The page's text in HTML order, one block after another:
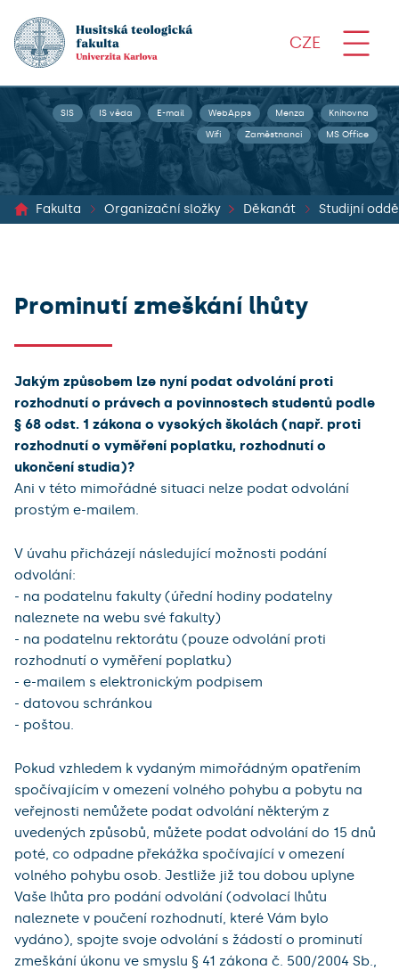
CZE
SIS IS věda E-mail WebApps Menza Knihovna
Wifi Zaměstnanci MS Office
Fakulta Organizační složky Děkanát Studijní
Prominutí zmeškání lhůty
Jakým způsobem lze nyní podat odvolání proti
rozhodnutí o právech a povinnostech studentů podle
§ 68 odst. 1 zákona o vysokých školách (např. proti
rozhodnutí o vyměření poplatku, rozhodnutí o
ukončení studia)?
Ani v této mimořádné situaci nelze podat odvolání
prostým e-mailem.
V úvahu přicházejí následující možnosti podání
odvolání:
- na podatelnu fakulty (úřední hodiny podatelny
naleznete na webu své fakulty)
- na podatelnu rektorátu (pouze odvolání proti
rozhodnutí o vyměření poplatku)
- e-mailem s elektronickým podpisem
- datovou schránkou
- poštou.
Pokud vzhledem k vydaným mimořádným opatřením
spočívajícím v omezení volného pohybu a pobytu na
veřejnosti nemůžete podat odvolání některým z
uvedených způsobů, můžete podat odvolání do 15 dnů
poté, co odpadne překážka spočívající v omezení
volného pohybu osob. Jestliže již tou dobou uplyne
Vaše lhůta pro podání odvolání (odvolací lhůtu
naleznete v poučení rozhodnutí, které Vám bylo
vydáno), spojte svoje odvolání s žádostí o prominutí
zmeškání úkonu ve smyslu § 41 zákona č. 500/2004 Sb.,